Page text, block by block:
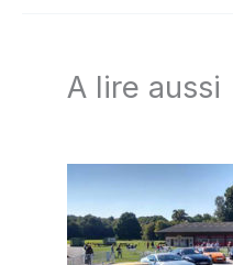
A lire aussi